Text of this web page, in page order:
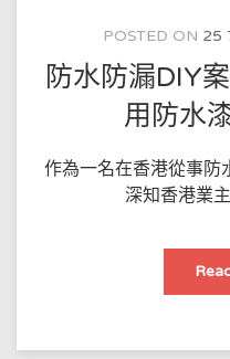
POSTED ON 25
防水防漏DIY
用防水
作為一名在香港從事防
深知香港業